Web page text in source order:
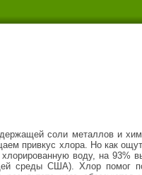
соли металлов и
привкус хлора. Но как
воду, на 93%
среды США). Хлор помог